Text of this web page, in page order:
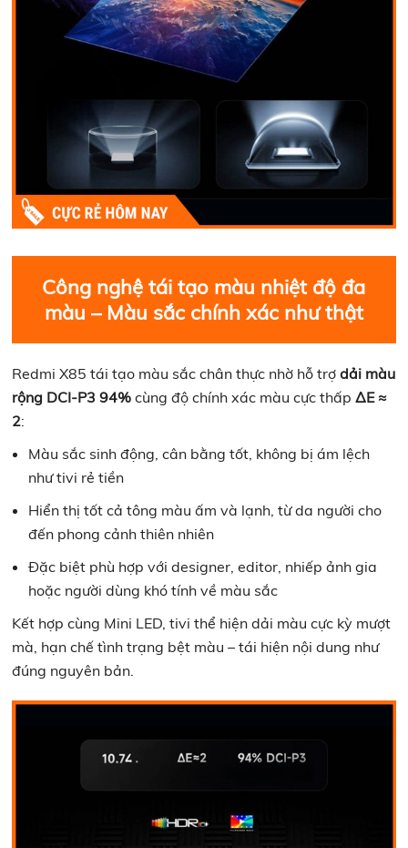
Công nghệ tái tạo màu nhiệt độ đa
màu – Màu sắc chính xác như thật
Redmi X85 tái tạo màu sắc chân thực nhờ hỗ trợdải màu
rộng DCI-P3 94% cùng độ chính xác màu cực thấpΔE ≈
2:
Màu sắc sinh động, cân bằng tốt, không bị ám lệch
như tivi rẻ tiền
Hiển thị tốt cả tông màu ấm và lạnh, từ da người cho
đến phong cảnh thiên nhiên
Đặc biệt phù hợp với designer, editor, nhiếp ảnh gia
hoặc người dùng khó tính về màu sắc
Kết hợp cùng Mini LED, tivi thể hiện dải màu cực kỳ mượt
mà, hạn chế tình trạng bệt màu – tái hiện nội dung như
đúng nguyên bản.